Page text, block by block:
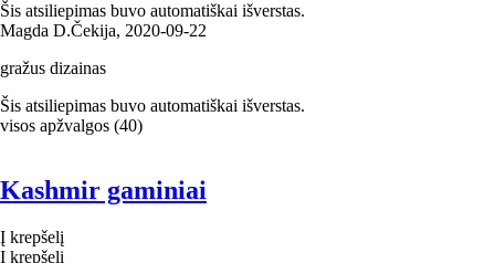
Šis atsiliepimas buvo automatiškai išverstas.
Magda D.Čekija, 2020‑09‑22
gražus dizainas
Šis atsiliepimas buvo automatiškai išverstas.
visos apžvalgos (40)
Kashmir gaminiai
Į krepšelį
Į krepšelį